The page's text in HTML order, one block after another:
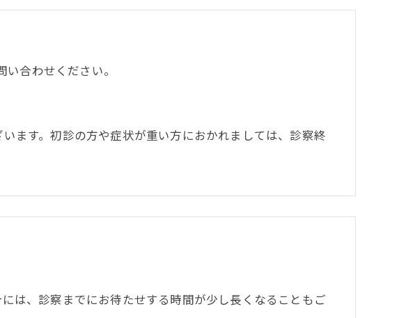
合わせください。
ます。初診の方や症状が重い方におかれましては、診察終
は、診察までにお待たせする時間が少し長くなることもご